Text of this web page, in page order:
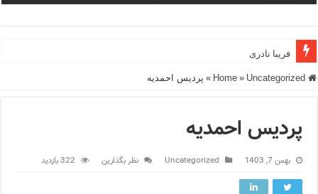
فریبا نادری
» Uncategorized
» پردیس احمدیه
پردیس احمدیه
بهمن 7, 1403 Uncategorized نظر بگذارین 322 بازدید